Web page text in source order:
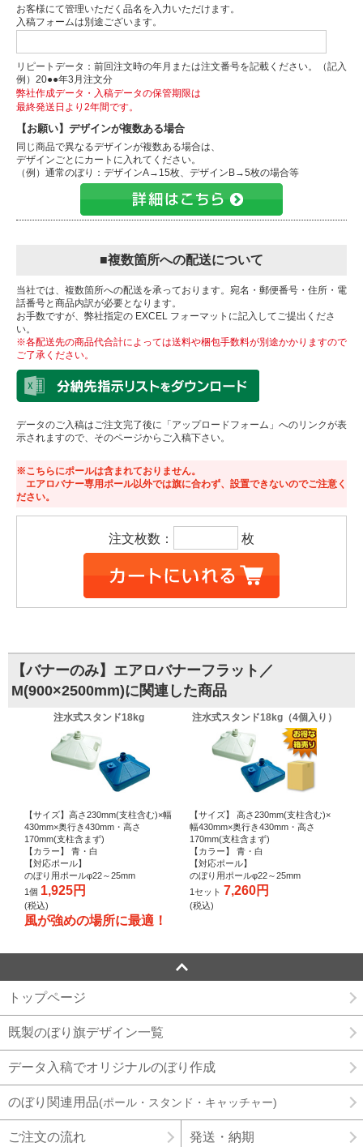
お客様にて管理いただく品名を入力いただけます。
入稿フォームは別途ございます。
リピートデータ：前回注文時の年月または注文番号を記載ください。（記入
例）20●●年3月注文分
弊社作成データ・入稿データの保管期限は
最終発送日より2年間です。
【お願い】デザインが複数ある場合
同じ商品で異なるデザインが複数ある場合は、
デザインごとにカートに入れてください。
（例）通常のぼり：デザインA→15枚、デザインB→5枚の場合等
■複数箇所への配送について
当社では、複数箇所への配送を承っております。宛名・郵便番号・住所・電
話番号と商品内訳が必要となります。
お手数ですが、弊社指定の EXCEL フォーマットに記入してご提出くださ
い。
※各配送先の商品代合計によっては送料や梱包手数料が別途かかりますので
ご了承ください。
データのご入稿はご注文完了後に「アップロードフォーム」へのリンクが表
示されますので、そのページからご入稿下さい。
※こちらにポールは含まれておりません。
エアロバナー専用ポール以外では旗に合わず、設置できないのでご注意く
ださい。
注文枚数： 枚
【バナーのみ】エアロバナーフラット／
M(900×2500mm)に関連した商品
注水式スタンド18kg
【サイズ】高さ230mm(支柱含む)×幅
430mm×奥行き430mm・高さ
170mm(支柱含まず)
【カラー】 青・白
【対応ポール】
のぼり用ポールφ22～25mm
1個 1,925円
(税込)
風が強めの場所に最適！
注水式スタンド18kg（4個入り）
【サイズ】 高さ230mm(支柱含む)×
幅430mm×奥行き430mm・高さ
170mm(支柱含まず)
【カラー】 青・白
【対応ポール】
のぼり用ポールφ22～25mm
1セット 7,260円
(税込)
トップページ
既製のぼり旗デザイン一覧
データ入稿でオリジナルのぼり作成
のぼり関連用品(ポール・スタンド・キャッチャー)
ご注文の流れ 発送・納期